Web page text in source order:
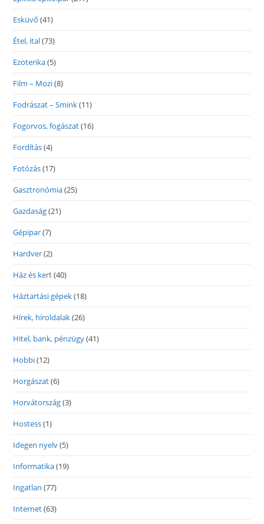
Esküvő (41)
Étel, ital(73)
Ezoterika(5)
Film – Mozi(8)
Fodrászat – Smink(11)
Fogorvos, fogászat(16)
Fordítás(4)
Fotózás(17)
Gasztronómia(25)
Gazdaság(21)
Gépipar(7)
Hardver(2)
Ház és kert(40)
Háztartási gépek(18)
Hírek, híroldalak(26)
Hitel, bank, pénzügy(41)
Hobbi(12)
Horgászat(6)
Horvátország(3)
Hostess(1)
Idegen nyelv(5)
Informatika(19)
Ingatlan (77)
Internet(63)